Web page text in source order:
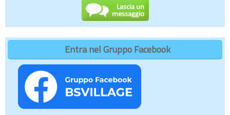
Entra nel Gruppo Facebook